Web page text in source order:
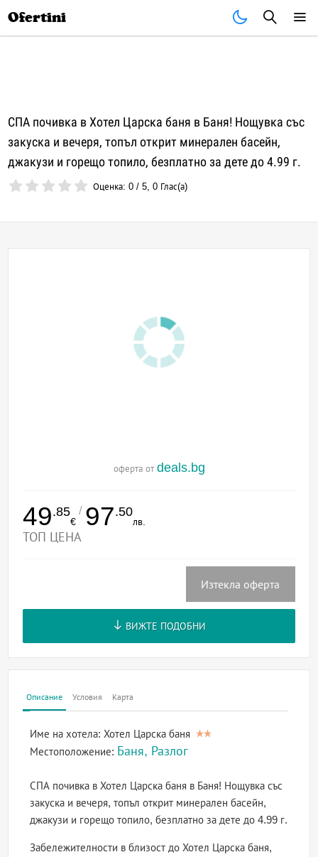
Ofertini
СПА почивка в Хотел Царска баня в Баня! Нощувка със
закуска и вечеря, топъл открит минерален басейн,
джакузи и горещо топило, безплатно за дете до 4.99 г.
Оценка:0 /5,0 Глас(а)
оферта от deals.bg
49.85
€
/ 97.50
лв.
ТОП ЦЕНА
Изтекла оферта
ВИЖТЕ ПОДОБНИ
Описание Условия Карта
Име на хотела: Хотел Царска баня
Местоположение: Баня, Разлог
СПА почивка в Хотел Царска баня в Баня! Нощувка със
закуска и вечеря, топъл открит минерален басейн,
джакузи и горещо топило, безплатно за дете до 4.99 г.
Забележителности в близост до Хотел Царска баня,